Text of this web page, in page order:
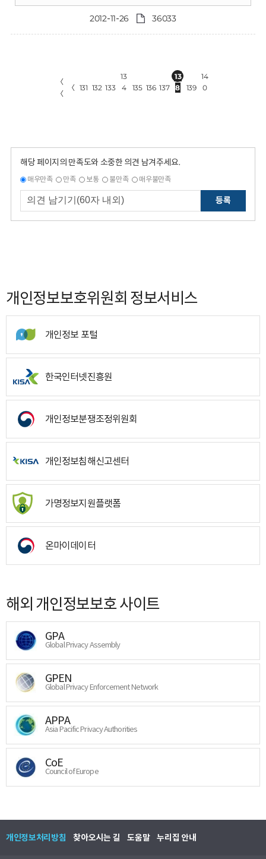
2012-11-26 36033
〈
〈
〈 131 132 133
13
4
135 136 137
13
8
139
14
0
해당 페이지의 만족도와 소중한 의견 남겨주세요.
매우만족 만족 보통 불만족 매우불만족
등록
개인정보보호위원회 정보서비스
개인정보 포털
한국인터넷진흥원
개인정보분쟁조정위원회
개인정보침해신고센터
가명정보지원플랫폼
온마이데이터
해외 개인정보보호 사이트
GPA
Global Privacy Assembly
GPEN
Global Privacy Enforcement Network
APPA
Asia Pacific Privacy Authorities
CoE
Council of Europe
개인정보처리방침 찾아오시는 길 도움말 누리집 안내